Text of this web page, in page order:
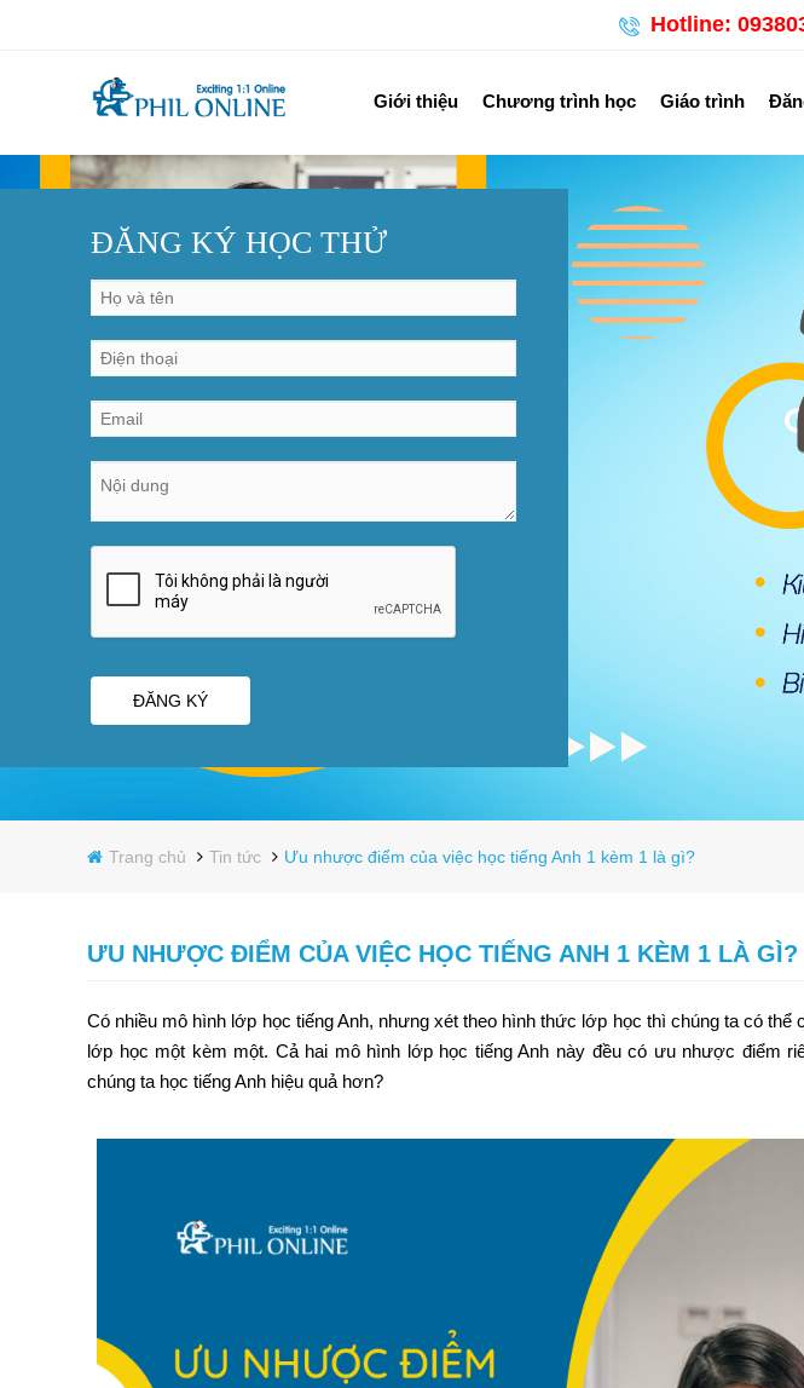
Hotline:
Giới thiệu Chương trình học Giáo trình
ĐĂNG KÝ HỌC THỬ
ĐĂNG KÝ
Trang chủ Tin tức Ưu nhược điểm của việc học tiếng Anh 1 kèm 1 là gì?
ƯU NHƯỢC ĐIỂM CỦA VIỆC HỌC TIẾNG ANH 1 KÈM 1 LÀ GÌ?
Có nhiều mô hình lớp học tiếng Anh, nhưng xét theo hình thức lớp học thì chúng ta có thể
lớp học một kèm một. Cả hai mô hình lớp học tiếng Anh này đều có ưu nhược điểm
chúng ta học tiếng Anh hiệu quả hơn?